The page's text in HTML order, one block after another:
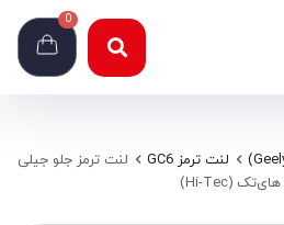
0
لنت ترمز GC6
لنت ترمز جلو جیلی